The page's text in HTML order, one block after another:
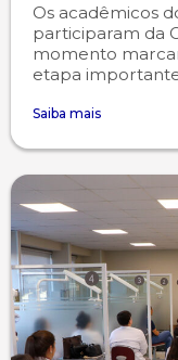
Os acadêmicos
participaram da
momento
etapa
Saiba mais